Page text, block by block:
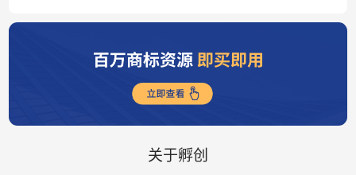
关于孵创